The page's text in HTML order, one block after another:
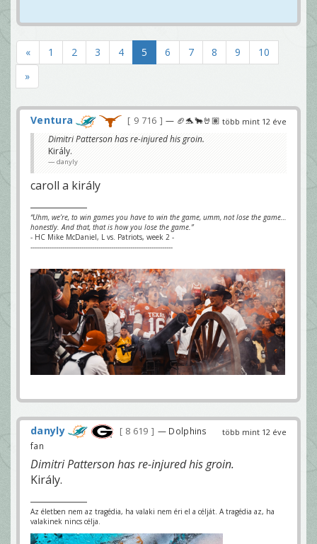
« 1 2 3 4 5 6 7 8 9
10
»
több mint 12 éve
Ventura 9 716 — 🏈🐬🐂🤘🏽
Dimitri Patterson has re-injured his groin.
Király.
danyly
caroll a király
“Uhm, we’re, to win games you have to win the game, umm, not lose the game…
honestly. And that, that is how you lose the game.”
- HC Mike McDaniel, L vs. Patriots, week 2 -
-------------------------------------------------------------------
több mint 12 éve
danyly 8 619
— Dolphins
fan
Dimitri Patterson has re-injured his groin.
Király.
Az életben nem az tragédia, ha valaki nem éri el a célját. A tragédia az, ha
valakinek nincs célja.